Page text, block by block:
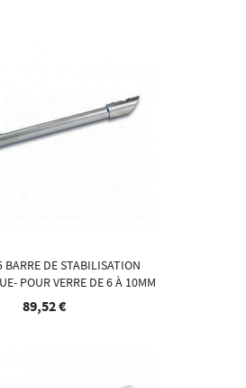
BARRE DE STABILISATION
POUR VERRE DE 6 À 10MM
89,52 €